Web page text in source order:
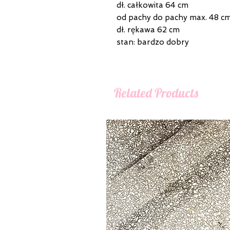
dł. całkowita 64 cm
od pachy do pachy max. 48
dł. rękawa 62 cm
stan: bardzo dobry
Related Products